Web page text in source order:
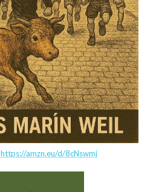
https://amzn.eu/d/8cNswmj